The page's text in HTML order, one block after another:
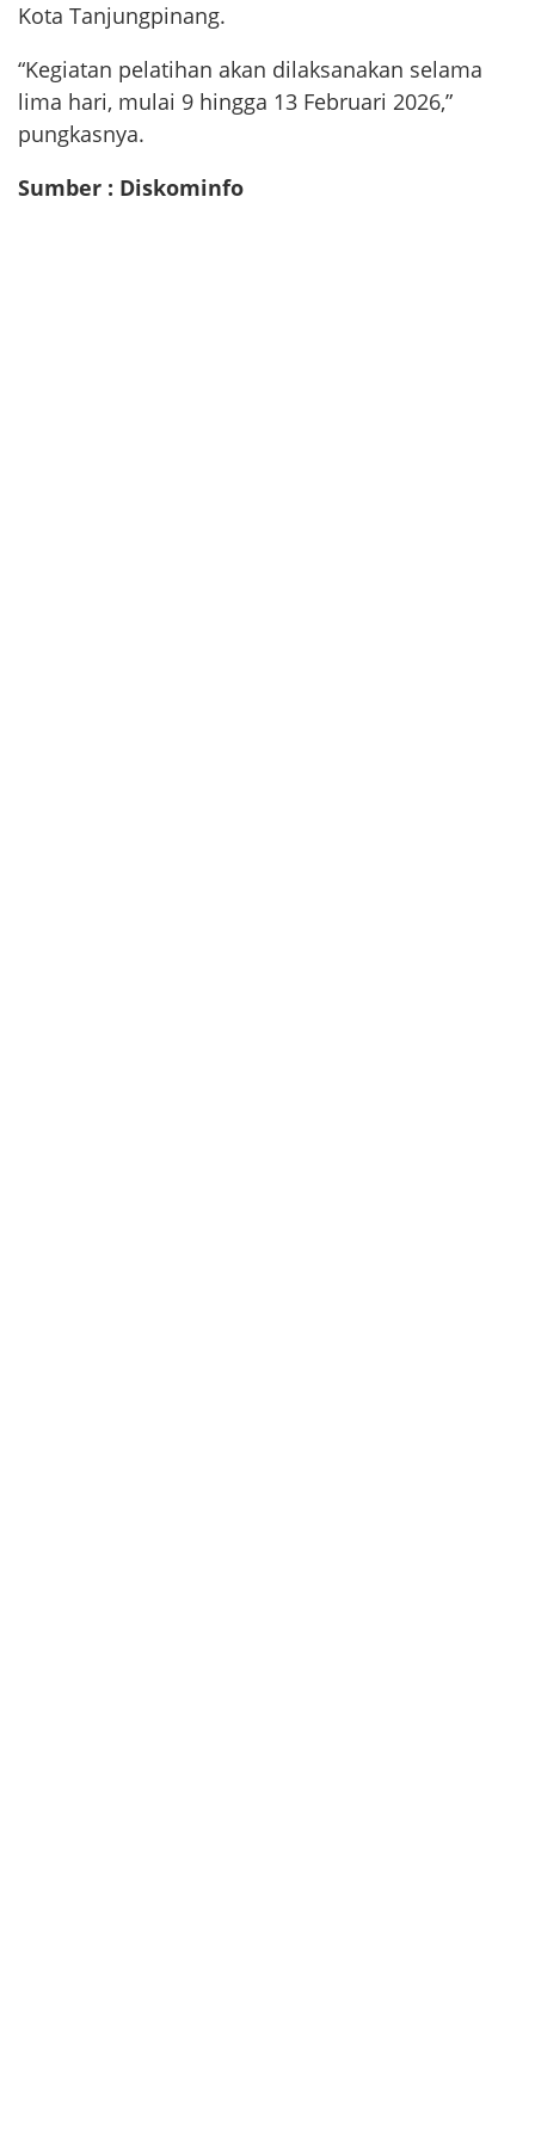
Kota Tanjungpinang.
“Kegiatan pelatihan akan dilaksanakan selama
lima hari, mulai 9 hingga 13 Februari 2026,”
pungkasnya.
Sumber : Diskominfo